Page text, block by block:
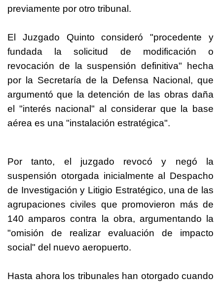
previamente por otro tribunal.
El Juzgado Quinto consideró "procedente y
fundada la solicitud de modificación o
revocación de la suspensión definitiva" hecha
por la Secretaría de la Defensa Nacional, que
argumentó que la detención de las obras daña
el "interés nacional" al considerar que la base
aérea es una "instalación estratégica".
Por tanto, el juzgado revocó y negó la
suspensión otorgada inicialmente al Despacho
de Investigación y Litigio Estratégico, una de las
agrupaciones civiles que promovieron más de
140 amparos contra la obra, argumentando la
"omisión de realizar evaluación de impacto
social" del nuevo aeropuerto.
Hasta ahora los tribunales han otorgado cuando